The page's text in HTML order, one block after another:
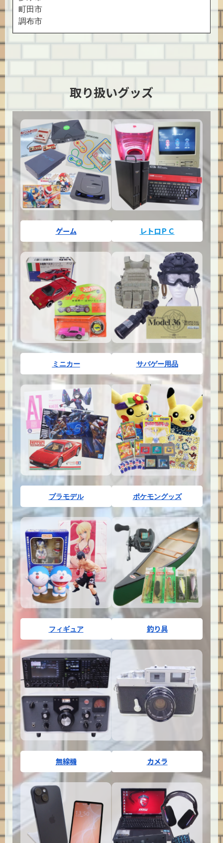
町田市
調布市
取り扱いグッズ
ゲーム レトロＰＣ
ミニカー サバゲー用品
プラモデル ポケモングッズ
フィギュア 釣り具
無線機 カメラ